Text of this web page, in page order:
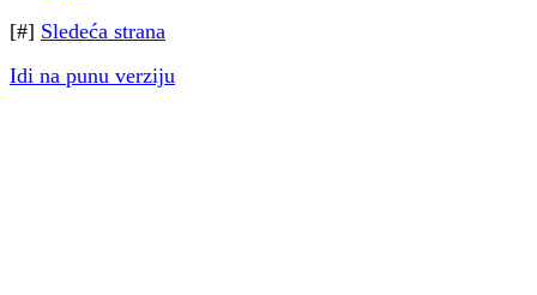
[#] Sledeća strana
Idi na punu verziju